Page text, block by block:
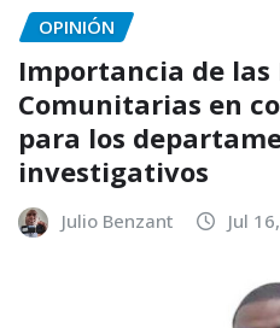
OPINIÓN
Importancia de las
Comunitarias en
para los
investigativos
Julio Benzant Jul